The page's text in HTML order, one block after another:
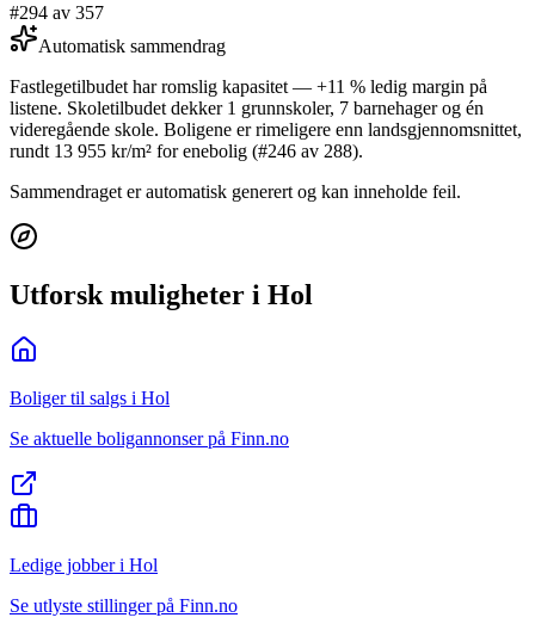
#294 av 357
Automatisk sammendrag
Fastlegetilbudet har romslig kapasitet — +11 % ledig margin på
listene. Skoletilbudet dekker 1 grunnskoler, 7 barnehager og én
videregående skole. Boligene er rimeligere enn landsgjennomsnittet,
rundt 13 955 kr/m² for enebolig (#246 av 288).
Sammendraget er automatisk generert og kan inneholde feil.
Utforsk muligheter i Hol
Boliger til salgs i Hol
Se aktuelle boligannonser på Finn.no
Ledige jobber i Hol
Se utlyste stillinger på Finn.no